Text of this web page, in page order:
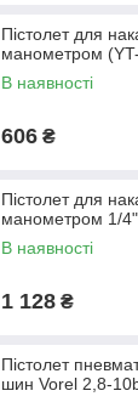
Пістолет для
манометром
В наявності
606 ₴
Пістолет для
манометром 1/
В наявності
1 128 ₴
Пістолет
шин Vorel 2,8-